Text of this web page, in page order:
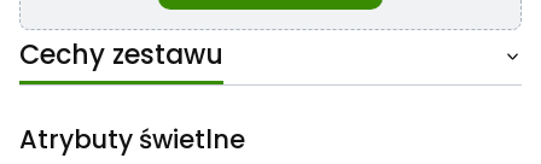
Cechy zestawu
Atrybuty świetlne